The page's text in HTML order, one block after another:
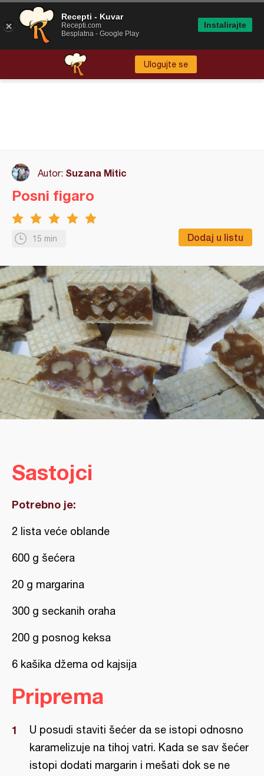
Ulogujte se
Autor: Suzana Mitic
15 min Dodaj u listu
Posni figaro
Sastojci
Potrebno je:
2 lista veće oblande
600 g šećera
20 g margarina
300 g seckanih oraha
200 g posnog keksa
6 kašika džema od kajsija
Priprema
U posudi staviti šećer da se istopi odnosno
karamelizuje na tihoj vatri. Kada se sav šećer
istopi dodati margarin i mešati dok se ne
Recepti - Kuvar
Recepti.com
Besplatna - Google Play
Instalirajte